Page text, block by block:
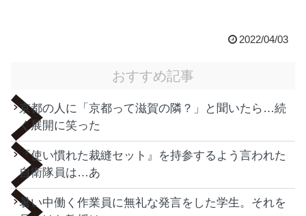
2022/04/03
おすすめ記事
京都の人に「京都って滋賀の隣？」と聞いたら…続
く展開に笑った
『使い慣れた裁縫セット』を持参するよう言われた
自衛隊員は…あ
暑い中働く作業員に無礼な発言をした学生。それを